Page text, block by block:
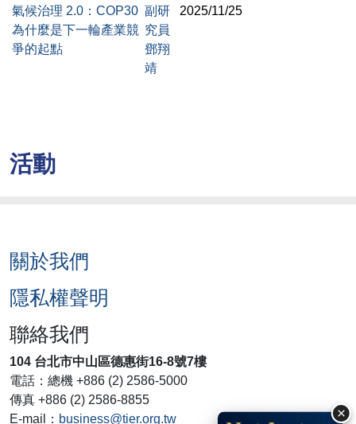
×
氣候治理 2.0：COP30
為什麼是下一輪產業競
爭的起點
副研
究員
鄧翔
靖
2025/11/25
活動
關於我們
隱私權聲明
聯絡我們
104 台北市中山區德惠街16-8號7樓
電話：總機 +886 (2) 2586-5000
傳真 +886 (2) 2586-8855
E-mail： business@tier.org.tw